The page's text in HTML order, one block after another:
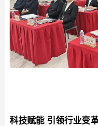
科技赋能 引领行业变